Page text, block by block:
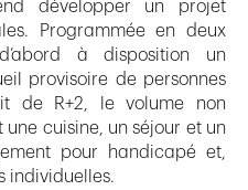
développer un projet
Programmée en deux
à disposition un
provisoire de personnes
de R+2, le volume non
cuisine, un séjour et un
pour handicapé et,
individuelles.